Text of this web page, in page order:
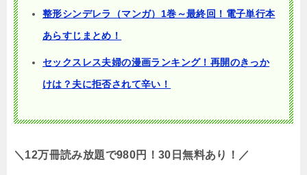
整形シンデレラ（マンガ）1巻～最終回！電子単行本
あらすじまとめ！
セックスレス夫婦の漫画ランキング！再開のきっか
けは？夫に拒否されて辛い！
＼12万冊読み放題で980円！30日無料あり！／